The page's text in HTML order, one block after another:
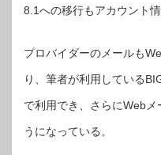
8.1への移行もアカウント
プロバイダーのメールも
り、筆者が利用している
で利用でき、さらにWeb
うになっている。